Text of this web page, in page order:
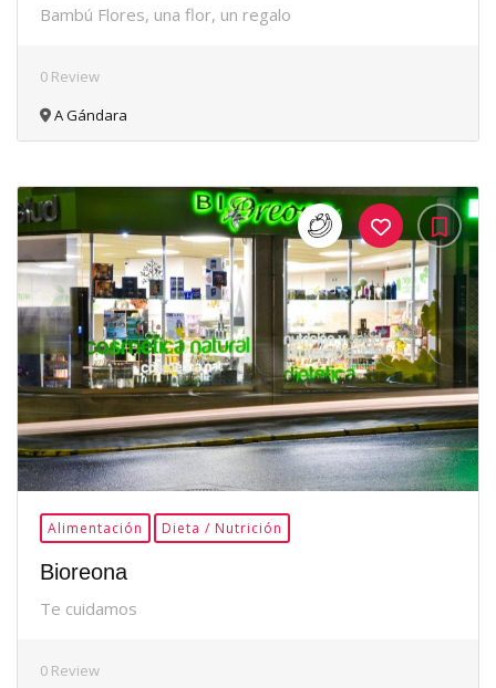
Bambú Flores, una flor, un regalo
0 Review
A Gándara
35Me
Gusta
Alimentación Dieta / Nutrición
Bioreona
Te cuidamos
0 Review